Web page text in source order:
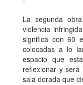
La segunda
violencia
significa con 60
colocadas a lo
espacio que
reflexionar y
sala dorada que